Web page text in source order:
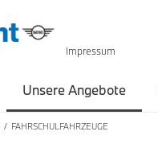
Impressum
Unsere Angebote
FAHRSCHULFAHRZEUGE